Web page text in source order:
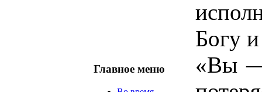
Главное меню
Богу
«Вы —